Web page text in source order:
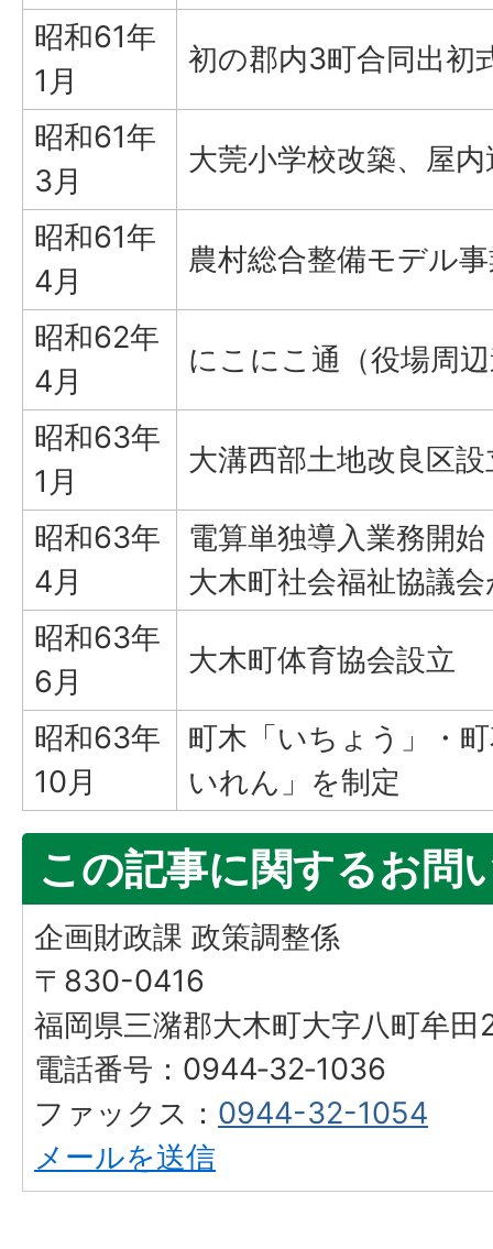
昭和61年
1月
初の郡内3町合同出初
昭和61年
3月
大莞小学校改築、屋
昭和61年
4月
農村総合整備モデル
昭和62年
4月
にこにこ通（役場周
昭和63年
1月
大溝西部土地改良区設
昭和63年
4月
電算単独導入業務開始
大木町社会福祉協議
昭和63年
6月
大木町体育協会設立
昭和63年
10月
町木「いちょう」・
いれん」を制定
この記事に関するお問
企画財政課 政策調整係
〒830-0416
福岡県三潴郡大木町大字八町牟
電話番号：0944‐32‐1036
ファックス： 0944-32-1054
メールを送信